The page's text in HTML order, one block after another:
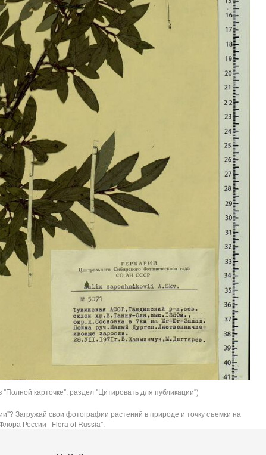
карточке", раздел "Цитировать для публикации")
Загружай свои фотографии растений в природе и точку съемки на
России | Flora of Russia".